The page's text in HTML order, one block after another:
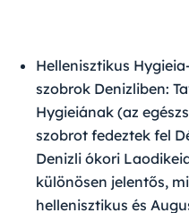
Hellenisztikus
szobrok Denizliben:
Hygieiának (az
szobrot fedeztek fel
Denizli ókori
különösen jelentős,
hellenisztikus és